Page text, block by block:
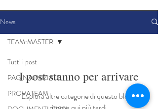
News
Tutti i post
PAGINA INIZIALE
PROVATEAM
TEAM:MASTER
I post stanno per arrivare
Esplora altre categorie di questo blog o